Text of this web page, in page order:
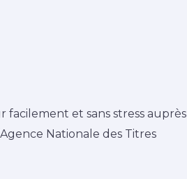
et sans stress auprès
Nationale des Titres